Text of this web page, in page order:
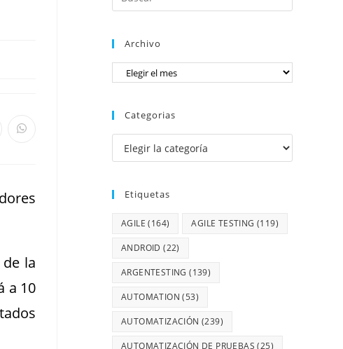
la
a 10
Archivo
Categorias
Etiquetas
AGILE (164) AGILE TESTING (119)
ANDROID (22)
ARGENTESTING (139)
AUTOMATION (53)
AUTOMATIZACIÓN (239)
AUTOMATIZACIÓN DE PRUEBAS (25)